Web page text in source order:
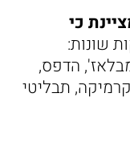
כי
שונות:
הדפס,
תבליטי